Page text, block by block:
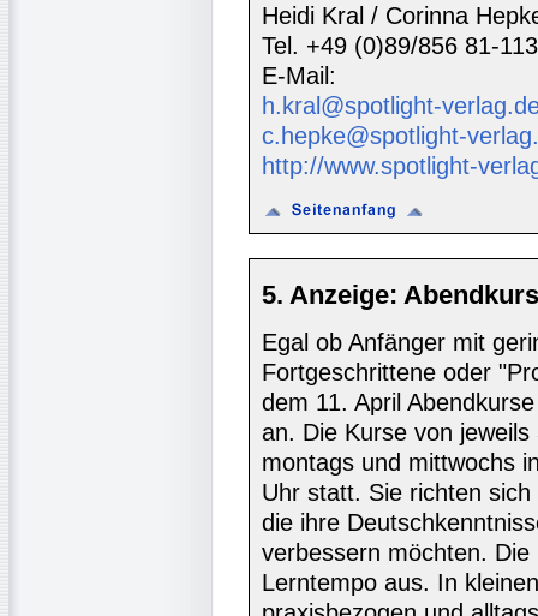
Heidi Kral / Corinna
Tel. +49 (0)89/856 81-
E-Mail:
h.kral@spotlight-
c.hepke@spotlight-
http://www.spotlight-
5. Anzeige:
Egal ob Anfänger mit
Fortgeschrittene oder
dem 11. April
an. Die Kurse von
montags und mittwochs
Uhr statt. Sie richten sich
die ihre
verbessern möchten.
Lerntempo aus. In